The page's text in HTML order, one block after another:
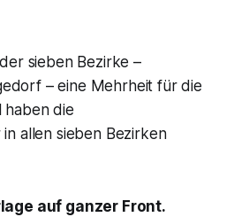
sieben Bezirke –
– eine Mehrheit für die
haben die
allen sieben Bezirken
auf ganzer Front.